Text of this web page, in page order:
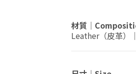
材質｜
Leather（皮革）